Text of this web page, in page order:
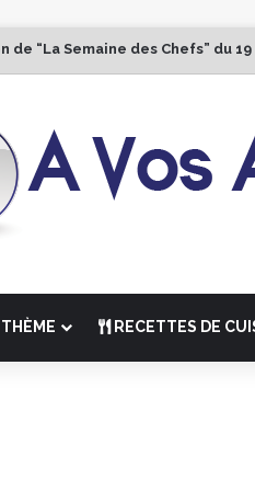
de “La Semaine des Chefs” du
RECETTES DE